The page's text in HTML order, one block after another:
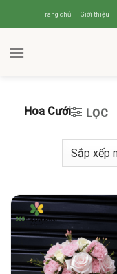
Trang chủ Giới thiệu
Hoa Cưới LỌC